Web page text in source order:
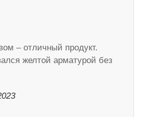
– отличный продукт.
желтой арматурой без